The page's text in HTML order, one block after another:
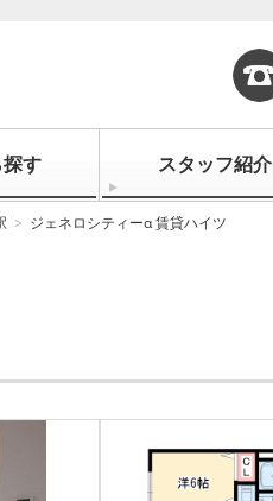
す スタッフ紹介
ジェネロシティーα 賃貸ハイツ